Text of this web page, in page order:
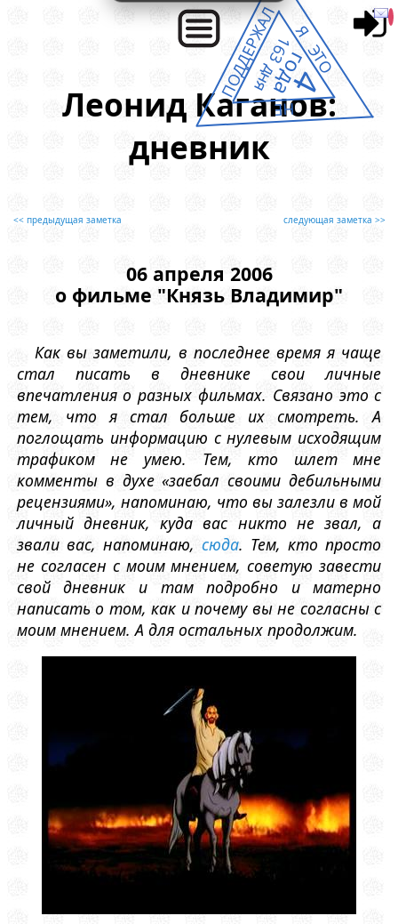
Леонид Каганов:
дневник
<< предыдущая заметка следующая заметка >>
06 апреля 2006
о фильме "Князь Владимир"
Как вы заметили, в последнее время я чаще
стал писать в дневнике свои личные
впечатления о разных фильмах. Связано это с
тем, что я стал больше их смотреть. А
поглощать информацию с нулевым исходящим
трафиком не умею. Тем, кто шлет мне
комменты в духе «заебал своими дебильными
рецензиями», напоминаю, что вы залезли в мой
личный дневник, куда вас никто не звал, а
звали вас, напоминаю, сюда. Тем, кто просто
не согласен с моим мнением, советую завести
свой дневник и там подробно и матерно
написать о том, как и почему вы не согласны с
моим мнением. А для остальных продолжим.
Я ЭТО
НЕ
ПОДДЕРЖАЛ4
года
163 дня